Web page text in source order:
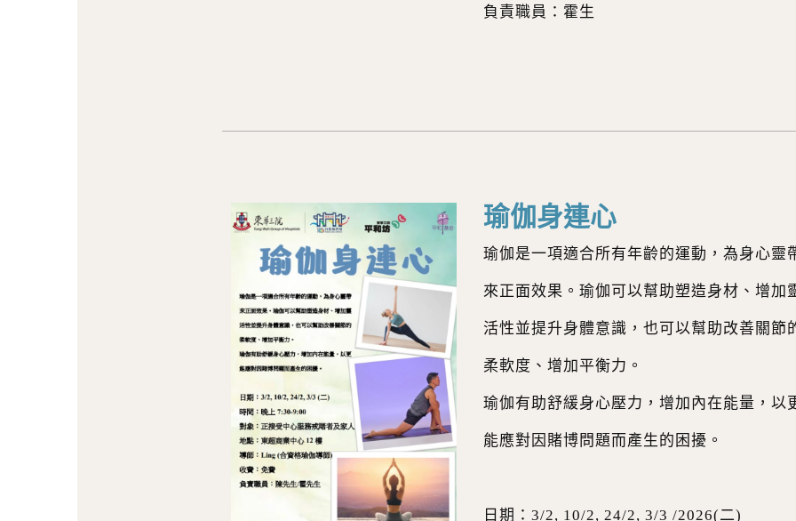
負責職員：霍生
瑜伽身連心
瑜伽是一項適合所有年齡的運動，為身心靈
來正面效果。瑜伽可以幫助塑造身材、增加
活性並提升身體意識，也可以幫助改善關節
柔軟度、增加平衡力。
瑜伽有助舒緩身心壓力，增加內在能量，以
能應對因賭博問題而產生的困擾。
日期：3/2, 10/2, 24/2, 3/3 /2026(二)